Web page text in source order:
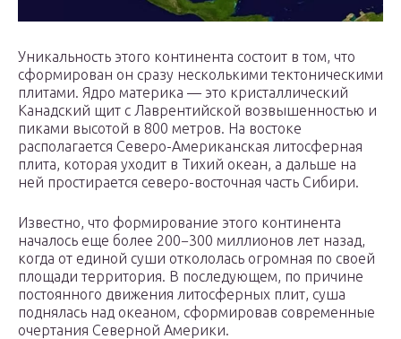
Уникальность этого континента состоит в том, что
сформирован он сразу несколькими тектоническими
плитами. Ядро материка — это кристаллический
Канадский щит с Лаврентийской возвышенностью и
пиками высотой в 800 метров. На востоке
располагается Северо-Американская литосферная
плита, которая уходит в Тихий океан, а дальше на
ней простирается северо-восточная часть Сибири.
Известно, что формирование этого континента
началось еще более 200−300 миллионов лет назад,
когда от единой суши откололась огромная по своей
площади территория. В последующем, по причине
постоянного движения литосферных плит, суша
поднялась над океаном, сформировав современные
очертания Северной Америки.